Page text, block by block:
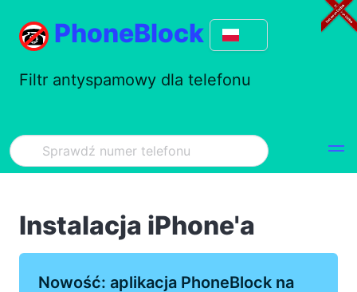
PhoneBlock
Filtr antyspamowy dla telefonu
Instalacja iPhone'a
Nowość: aplikacja PhoneBlock na